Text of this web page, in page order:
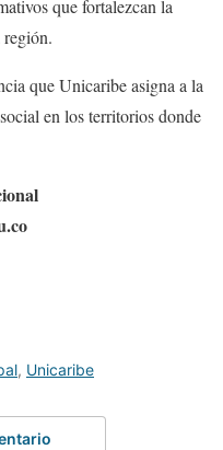
que fortalezcan la
que Unicaribe asigna a la
en los territorios donde
, Unicaribe